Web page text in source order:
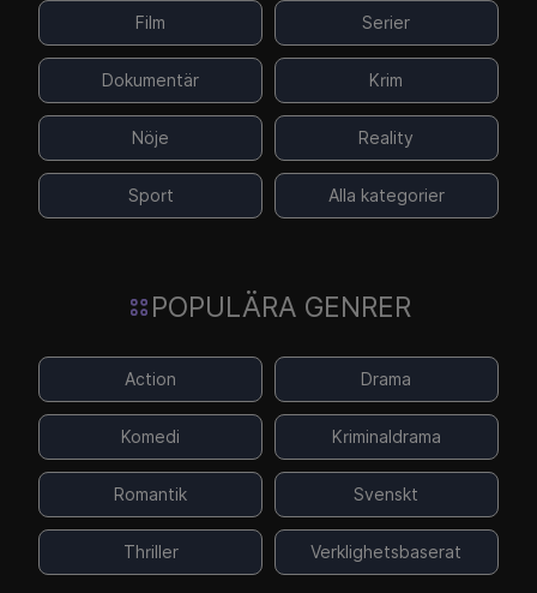
Film Serier
Dokumentär Krim
Nöje Reality
Sport Alla kategorier
POPULÄRA GENRER
Action Drama
Komedi Kriminaldrama
Romantik Svenskt
Thriller Verklighetsbaserat